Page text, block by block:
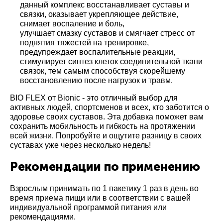
данный комплекс восстанавливает суставы и
связки, оказывает укрепляющее действие,
снимает воспаление и боль,
улучшает смазку суставов и смягчает стресс от
поднятия тяжестей на тренировке,
предупреждает воспалительные реакции,
стимулирует синтез клеток соединительной ткани
связок, тем самым способствуя скорейшему
восстановлению после нагрузок и травм.
BIO FLEX от Bionic - это отличный выбор для
активных людей, спортсменов и всех, кто заботится о
здоровье своих суставов. Эта добавка поможет вам
сохранить мобильность и гибкость на протяжении
всей жизни. Попробуйте и ощутите разницу в своих
суставах уже через несколько недель!
Рекомендации по применению
Взрослым принимать по 1 пакетику 1 раз в день во
время приема пищи или в соответствии с вашей
индивидуальной программой питания или
рекомендациями.